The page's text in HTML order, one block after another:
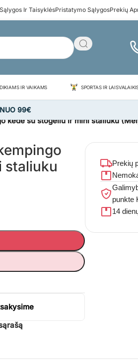
Ir TaisyklėsPristatymo SąlygosPrekių
IR VAIKAMS SPORTAS IR
99€
kėdė su stogeliu ir mini staliuku
staliuku
Prekių
punkte
14